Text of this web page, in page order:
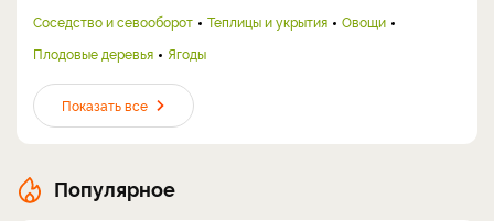
Соседство и севооборот
Теплицы и укрытия
Овощи
Плодовые деревья
Ягоды
Показать все
Популярное